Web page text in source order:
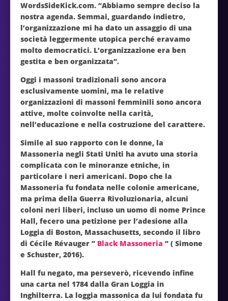
WordsSideKick.com. “Abbiamo sempre deciso la
nostra agenda. Semmai, guardando indietro,
l’organizzazione mi ha dato un assaggio di una
società leggermente utopica perché eravamo
molto democratici. L’organizzazione era ben
gestita e ben organizzata”.
Oggi i massoni tradizionali sono ancora
esclusivamente uomini, ma le relative
organizzazioni di massoni femminili sono ancora
attive, molte coinvolte nella carità,
nell’educazione e nella costruzione del carattere.
Simile al suo rapporto con le donne, la
Massoneria negli Stati Uniti ha avuto una storia
complicata con le minoranze etniche, in
particolare i neri americani. Dopo che la
Massoneria fu fondata nelle colonie americane,
ma prima della Guerra Rivoluzionaria, alcuni
coloni neri liberi, incluso un uomo di nome Prince
Hall, fecero una petizione per l’adesione alla
Loggia di Boston, Massachusetts, secondo il libro
di Cécile Révauger ” Black Massoneria ” ( Simone
e Schuster, 2016).
Hall fu negato, ma perseverò, ricevendo infine
una carta nel 1784 dalla Gran Loggia in
Inghilterra. La loggia massonica da lui fondata fu